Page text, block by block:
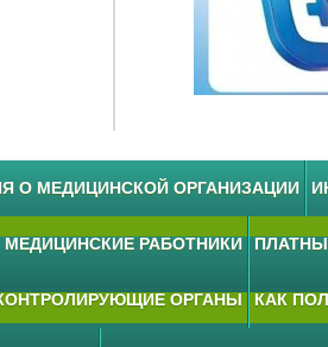
О МЕДИЦИНСКОЙ ОРГАНИЗАЦИИ
МЕДИЦИНСКИЕ РАБОТНИКИ
ОРГАНЫ КАК